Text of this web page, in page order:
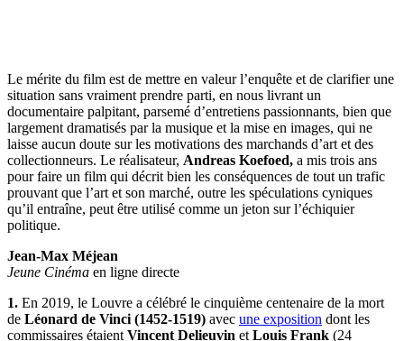
Le mérite du film est de mettre en valeur l’enquête et de clarifier une
situation sans vraiment prendre parti, en nous livrant un
documentaire palpitant, parsemé d’entretiens passionnants, bien que
largement dramatisés par la musique et la mise en images, qui ne
laisse aucun doute sur les motivations des marchands d’art et des
collectionneurs. Le réalisateur, Andreas Koefoed, a mis trois ans
pour faire un film qui décrit bien les conséquences de tout un trafic
prouvant que l’art et son marché, outre les spéculations cyniques
qu’il entraîne, peut être utilisé comme un jeton sur l’échiquier
politique.
Jean-Max Méjean
Jeune Cinéma en ligne directe
1. En 2019, le Louvre a célébré le cinquième centenaire de la mort
de Léonard de Vinci (1452-1519) avec une exposition dont les
commissaires étaient Vincent Delieuvin et Louis Frank (24